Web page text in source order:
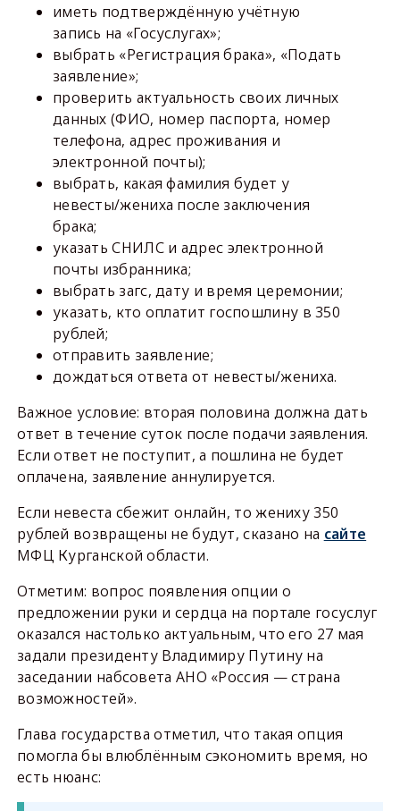
иметь подтверждённую учётную
запись на «Госуслугах»;
выбрать «Регистрация брака», «Подать
заявление»;
проверить актуальность своих личных
данных (ФИО, номер паспорта, номер
телефона, адрес проживания и
электронной почты);
выбрать, какая фамилия будет у
невесты/жениха после заключения
брака;
указать СНИЛС и адрес электронной
почты избранника;
выбрать загс, дату и время церемонии;
указать, кто оплатит госпошлину в 350
рублей;
отправить заявление;
дождаться ответа от невесты/жениха.
Важное условие: вторая половина должна дать
ответ в течение суток после подачи заявления.
Если ответ не поступит, а пошлина не будет
оплачена, заявление аннулируется.
Если невеста сбежит онлайн, то жениху 350
рублей возвращены не будут, сказано на сайте
МФЦ Курганской области.
Отметим: вопрос появления опции о
предложении руки и сердца на портале госуслуг
оказался настолько актуальным, что его 27 мая
задали президенту Владимиру Путину на
заседании набсовета АНО «Россия — страна
возможностей».
Глава государства отметил, что такая опция
помогла бы влюблённым сэкономить время, но
есть нюанс: